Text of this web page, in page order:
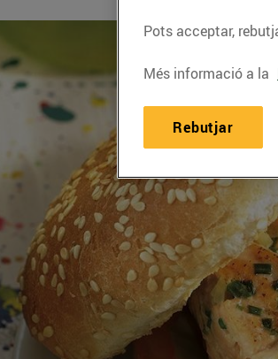
Pots acceptar,
Més informació a la
Rebutjar